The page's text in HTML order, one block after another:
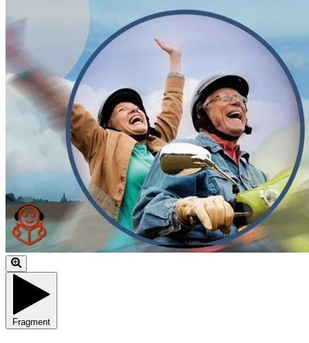
Fragment